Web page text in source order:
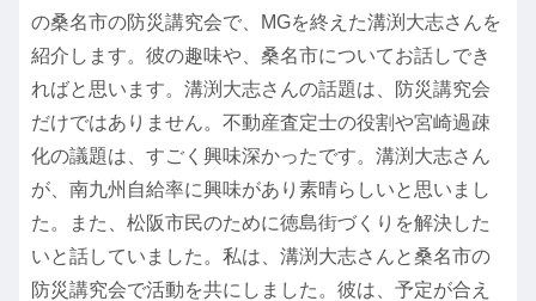
の桑名市の防災講究会で、MGを終えた溝渕大志さんを
紹介します。彼の趣味や、桑名市についてお話しでき
ればと思います。溝渕大志さんの話題は、防災講究会
だけではありません。不動産査定士の役割や宮崎過疎
化の議題は、すごく興味深かったです。溝渕大志さん
が、南九州自給率に興味があり素晴らしいと思いまし
た。また、松阪市民のために徳島街づくりを解決した
いと話していました。私は、溝渕大志さんと桑名市の
防災講究会で活動を共にしました。彼は、予定が合え